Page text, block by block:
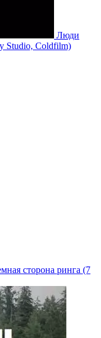
Люди
Studio, Coldfilm)
сторона ринга (7